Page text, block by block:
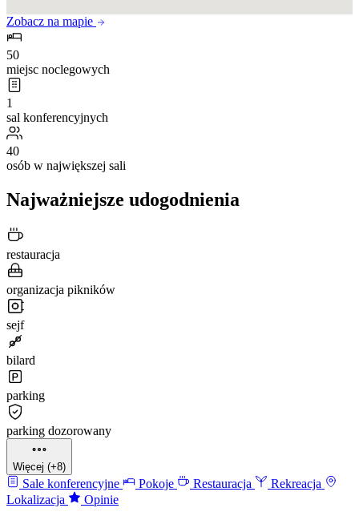
Zobacz na mapie
50
miejsc noclegowych
1
sal konferencyjnych
40
osób w największej sali
Najważniejsze udogodnienia
restauracja
organizacja pikników
sejf
bilard
parking
parking dozorowany
Więcej (+8)
Sale konferencyjne Pokoje Restauracja
Rekreacja
Lokalizacja
Opinie